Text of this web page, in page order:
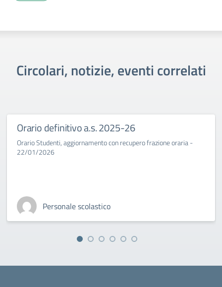
Circolari, notizie, eventi correlati
Orario definitivo a.s. 2025-26
Orario Studenti, aggiornamento con recupero frazione oraria -
22/01/2026
Personale scolastico